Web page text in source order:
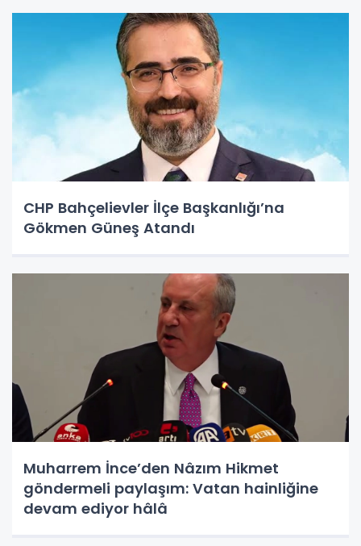
CHP Bahçelievler İlçe Başkanlığı’na
Gökmen Güneş Atandı
Muharrem İnce’den Nâzım Hikmet
göndermeli paylaşım: Vatan hainliğine
devam ediyor hâlâ